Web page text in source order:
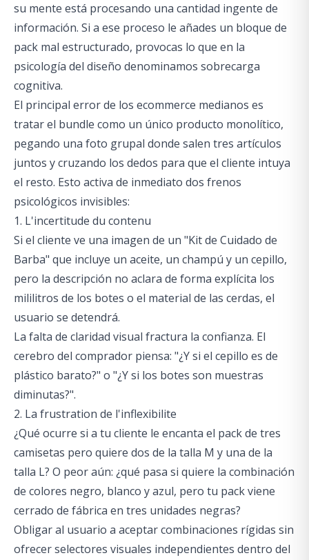
su mente está procesando una cantidad ingente de
información. Si a ese proceso le añades un bloque de
pack mal estructurado, provocas lo que en la
psicología del diseño denominamos sobrecarga
cognitiva.
El principal error de los ecommerce medianos es
tratar el bundle como un único producto monolítico,
pegando una foto grupal donde salen tres artículos
juntos y cruzando los dedos para que el cliente intuya
el resto. Esto activa de inmediato dos frenos
psicológicos invisibles:
1. L'incertitude du contenu
Si el cliente ve una imagen de un "Kit de Cuidado de
Barba" que incluye un aceite, un champú y un cepillo,
pero la descripción no aclara de forma explícita los
mililitros de los botes o el material de las cerdas, el
usuario se detendrá.
La falta de claridad visual fractura la confianza. El
cerebro del comprador piensa: "¿Y si el cepillo es de
plástico barato?" o "¿Y si los botes son muestras
diminutas?".
2. La frustration de l'inflexibilite
¿Qué ocurre si a tu cliente le encanta el pack de tres
camisetas pero quiere dos de la talla M y una de la
talla L? O peor aún: ¿qué pasa si quiere la combinación
de colores negro, blanco y azul, pero tu pack viene
cerrado de fábrica en tres unidades negras?
Obligar al usuario a aceptar combinaciones rígidas sin
ofrecer selectores visuales independientes dentro del